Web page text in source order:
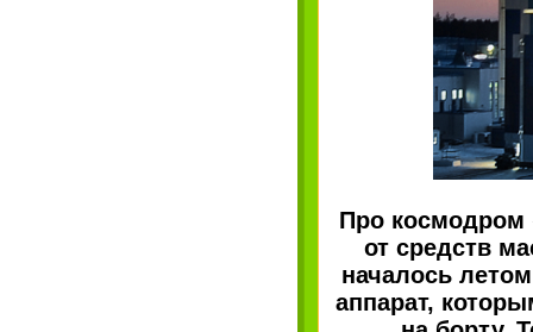
Про космодром
от средств
началось
аппарат,